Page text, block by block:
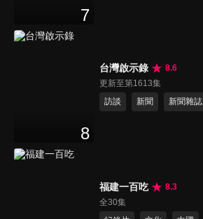
7
8
台灣啟示錄
8.6
更新至第1613集
訪談
新聞 新聞雜誌
福建一百吃
8.3
全30集